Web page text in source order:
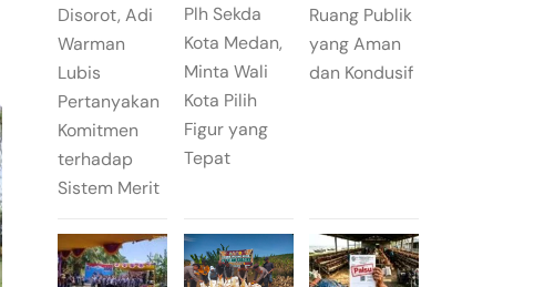
Disorot, Adi
Warman
Lubis
Pertanyakan
Komitmen
terhadap
Sistem Merit
Plh Sekda
Kota Medan,
Minta Wali
Kota Pilih
Figur yang
Tepat
Ruang Publik
yang Aman
dan Kondusif